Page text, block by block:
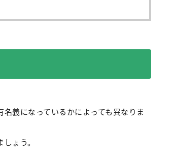
義になっているかによっても異なりま
ょう。